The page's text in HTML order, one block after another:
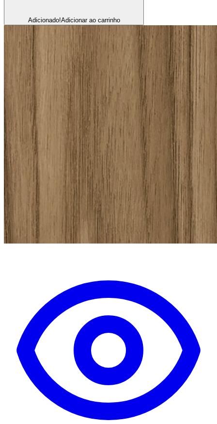
Adicionado!Adicionar ao carrinho